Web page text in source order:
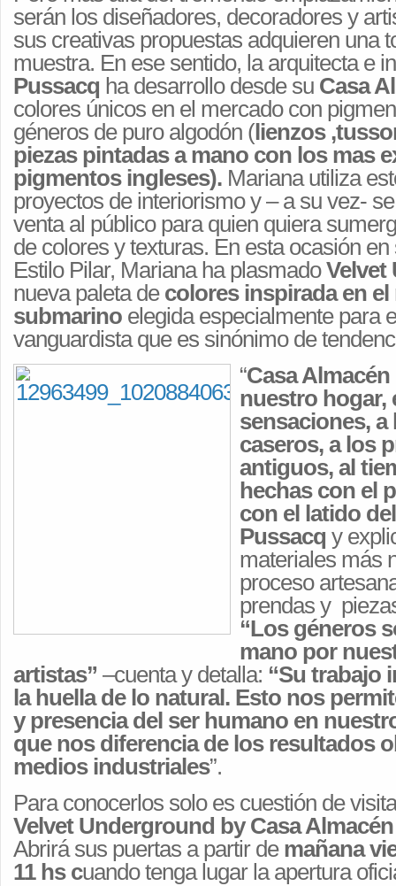
serán los diseñadores, decoradores y
sus creativas propuestas adquieren una
muestra. En ese sentido, la arquitecta e
Pussacq ha desarrollo desde su Casa
colores únicos en el mercado con
géneros de puro algodón (lienzos
piezas pintadas a mano con los mas
pigmentos ingleses). Mariana utiliza
proyectos de interiorismo y – a su vez-
venta al público para quien quiera
de colores y texturas. En esta ocasión
Estilo Pilar, Mariana ha plasmadoVelvet
nueva paleta de colores inspirada en
submarino elegida especialmente para
vanguardista que es sinónimo de
“Casa
nuestro hogar,
sensaciones,
caseros, a los
antiguos, al
hechas con el
con el latido
Pussacq y
materiales más
proceso
prendas y
“Los géneros
mano por
artistas” –cuenta y detalla: “Su trabajo
la huella de lo natural. Esto nos
y presencia del ser humano en
que nos diferencia de los resultados
medios industriales”.
Para conocerlos solo es cuestión de
Velvet Underground by Casa
Abrirá sus puertas a partir de mañana
11 hs cuando tenga lugar la apertura